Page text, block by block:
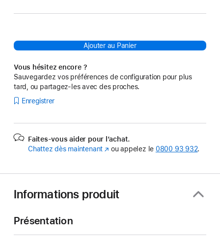
Ajouter au Panier
Vous hésitez encore ?
Sauvegardez vos préférences de configuration pour plus
tard, ou partagez-les avec des proches.
Enregistrer
Faites-vous aider pour l’achat.
Chattez dès maintenant (s’ouvre
ou appelez le 0800 93 932.
Informations produit
Présentation